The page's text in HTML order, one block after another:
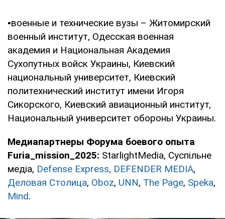
▪️военные и технические вузы – Житомирский
военный институт, Одесская военная
академия и Национальная Академия
Сухопутных войск Украины, Киевский
национальный университет, Киевский
политехнический институт имени Игоря
Сикорского, Киевский авиационный институт,
Национальный университет обороны Украины.
Медиапартнеры Форума боевого опыта
Furia_mission_2025: StarlightMedia, Суспільне
медіа, Defense Express, DEFENDER MEDIA,
Деловая Столица, Oboz, UNN, The Page, Speka,
Mind.